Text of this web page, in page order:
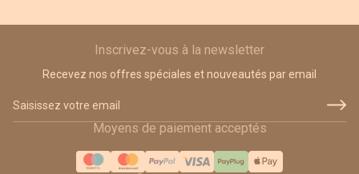
Inscrivez-vous à la newsletter
Recevez nos offres spéciales et nouveautés par email
Moyens de paiement acceptés